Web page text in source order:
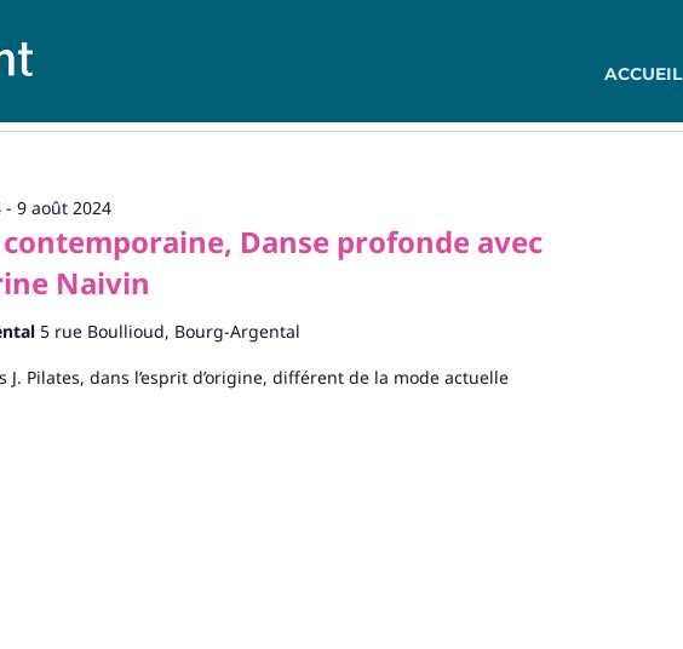
ACCUEIL
contemporaine, Danse profonde avec
Naivin
- 9 août 2024
5 rue Boullioud, Bourg-Argental
J. Pilates, dans l’esprit d’origine, différent de la mode actuelle